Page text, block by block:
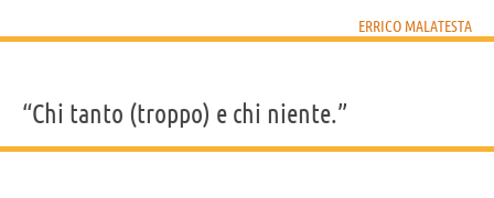
ERRICO MALATESTA
“Chi tanto (troppo) e chi niente.”